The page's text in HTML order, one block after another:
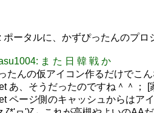
ポータルに、かずぴったんのプロ
ま た 日 韓 戦 か
たんの仮アイコン作るだけでこ
あ、そうだったのですね＾＾； [
ページ側のキャッシュからはア